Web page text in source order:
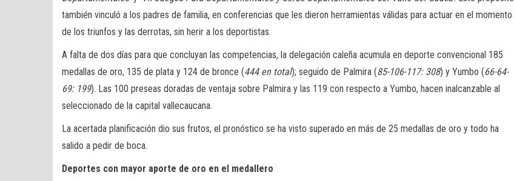
también vinculó a los padres de familia, en conferencias que les dieron herramientas válidas para actuar en el momento
de los triunfos y las derrotas, sin herir a los deportistas.
A falta de dos días para que concluyan las competencias, la delegación caleña acumula en deporte convencional 185
medallas de oro, 135 de plata y 124 de bronce (444 en total); seguido de Palmira (85-106-117: 308) y Yumbo (66-64-
69: 199). Las 100 preseas doradas de ventaja sobre Palmira y las 119 con respecto a Yumbo, hacen inalcanzable al
seleccionado de la capital vallecaucana.
La acertada planificación dio sus frutos, el pronóstico se ha visto superado en más de 25 medallas de oro y todo ha
salido a pedir de boca.
Deportes con mayor aporte de oro en el medallero